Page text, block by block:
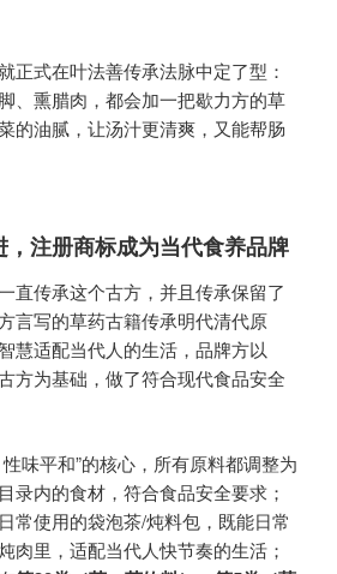
正式在叶法善传承法脉中定了型：
、熏腊肉，都会加一把歇力方的草
的油腻，让汤汁更清爽，又能帮肠
注册商标成为当代食养品牌
直传承这个古方，并且传承保留了
言写的草药古籍传承明代清代原
慧适配当代人的生活，品牌方以
方为基础，做了符合现代食品安全
味平和”的核心，所有原料都调整为
录内的食材，符合食品安全要求；
常使用的袋泡茶/炖料包，既能日常
肉里，适配当代人快节奏的生活；